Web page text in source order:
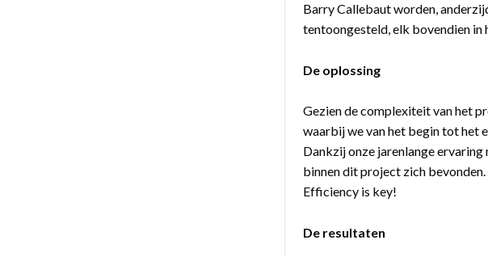
Barry Callebaut worden,
tentoongesteld, elk bovendien in
De oplossing
Gezien de complexiteit van het
waarbij we van het begin tot het
Dankzij onze jarenlange
binnen dit project zich
Efficiency is key!
De resultaten